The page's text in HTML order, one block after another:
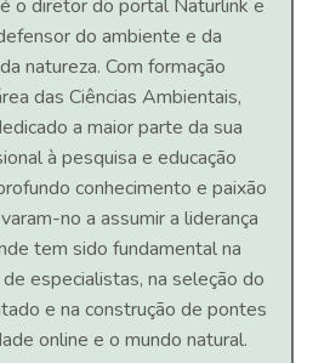
o diretor do portal Naturlink e
do ambiente e da
natureza. Com formação
das Ciências Ambientais,
a maior parte da sua
à pesquisa e educação
conhecimento e paixão
no a assumir a liderança
tem sido fundamental na
especialistas, na seleção do
e na construção de pontes
online e o mundo natural.